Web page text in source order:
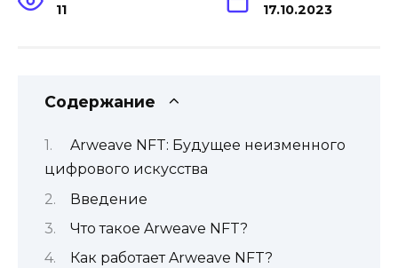
11 17.10.2023
Содержание
Arweave NFT: Будущее неизменного
цифрового искусства
Введение
Что такое Arweave NFT?
Как работает Arweave NFT?